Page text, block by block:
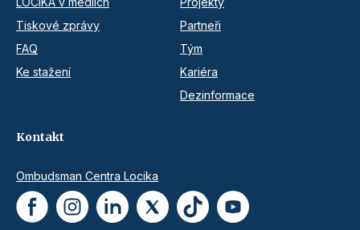
Tiskové zprávy
FAQ
Ke stažení
Partneři
Tým
Kariéra
Dezinformace
Kontakt
Ombudsman Centra Locika